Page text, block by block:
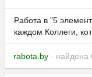
Работа в "5
каждом Коллеги,
rabota.by - найдена